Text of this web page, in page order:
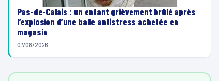
Pas-de-Calais : un enfant grièvement brûlé après
l’explosion d’une balle antistress achetée en
magasin
07/08/2026